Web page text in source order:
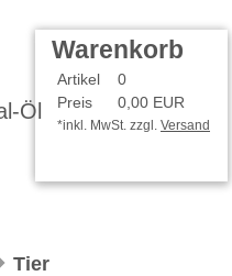
Warenkorb
Artikel
0
Preis
0,00 EUR
*inkl. MwSt. zzgl. Versand
Tier